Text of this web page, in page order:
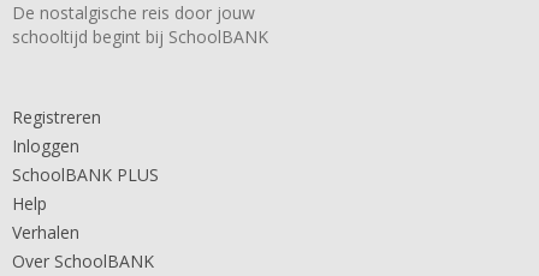
De nostalgische reis door jouw
schooltijd begint bij SchoolBANK
Registreren
Inloggen
SchoolBANK PLUS
Help
Verhalen
Over SchoolBANK